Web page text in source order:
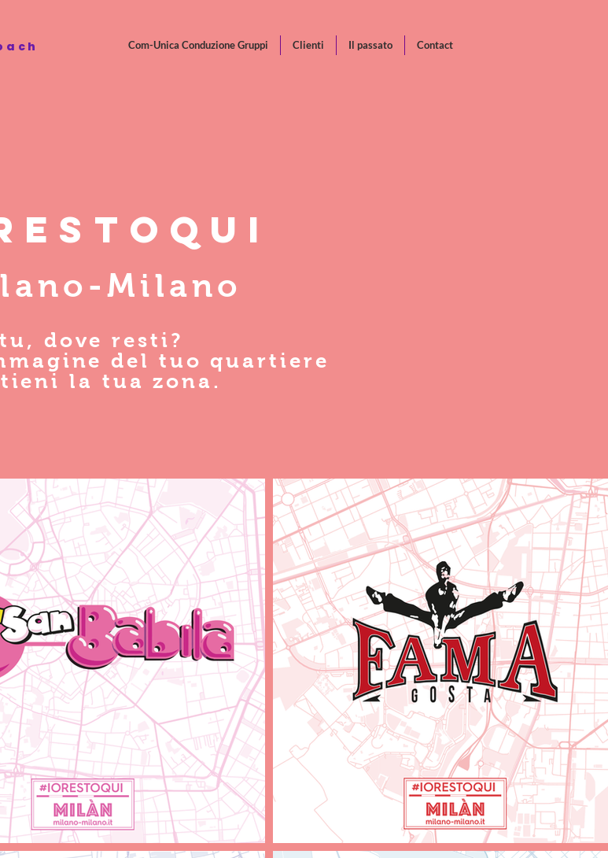
Com-Unica Conduzione Gruppi Clienti Il passato Contact
Milano
dove resti?
del tuo quartiere
la tua zona.